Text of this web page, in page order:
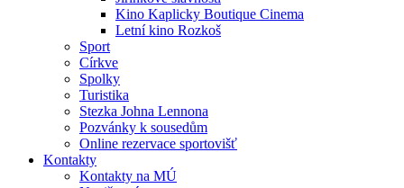
Kino Kaplicky Boutique Cinema
Letní kino Rozkoš
Sport
Církve
Spolky
Turistika
Stezka Johna Lennona
Pozvánky k sousedům
Online rezervace sportovišť
Kontakty
Kontakty na MÚ